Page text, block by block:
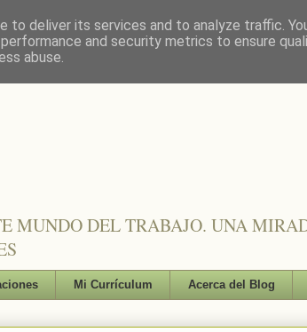
MUNDO DEL TRABAJO. UNA
Mi Currículum Acerca del Blog
to deliver its services and to analyze traffic.
and security metrics to ensure
abuse.